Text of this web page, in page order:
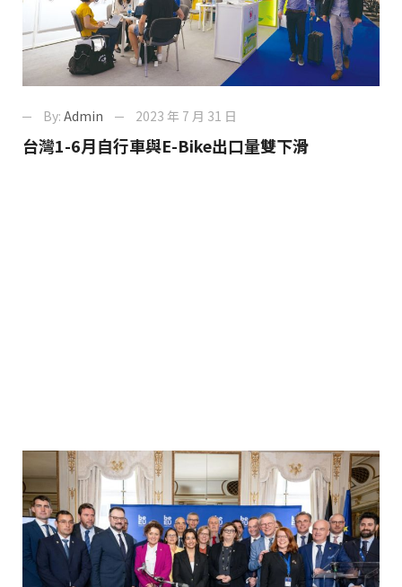
By: Admin 2023 年 7 月 31 日
台灣1-6月自行車與E-Bike出口量雙下滑